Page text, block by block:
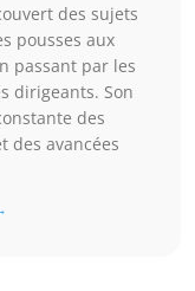
des sujets
pousses aux
passant par les
dirigeants. Son
des
des avancées